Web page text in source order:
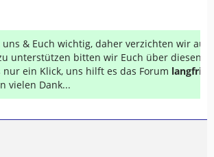
uns & Euch wichtig, daher verzichten wir auf
unterstützen bitten wir Euch über diesen
nur ein Klick, uns hilft es das Forum
vielen Dank...